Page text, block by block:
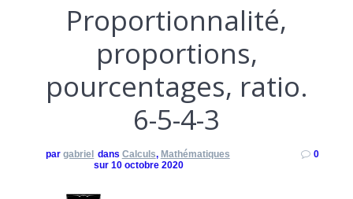
Proportionnalité,
proportions,
pourcentages, ratio.
6-5-4-3
pargabriel dans Calculs, Mathématiques
sur 10 octobre 2020
0